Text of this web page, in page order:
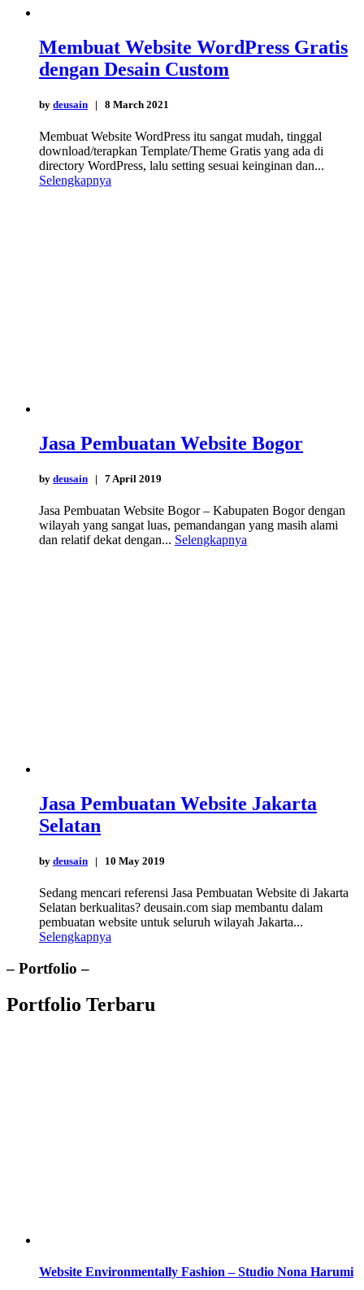
Membuat Website WordPress Gratis
dengan Desain Custom
by deusain | 8 March 2021
Membuat Website WordPress itu sangat mudah, tinggal
download/terapkan Template/Theme Gratis yang ada di
directory WordPress, lalu setting sesuai keinginan dan...
Selengkapnya
Jasa Pembuatan Website Bogor
by deusain | 7 April 2019
Jasa Pembuatan Website Bogor – Kabupaten Bogor dengan
wilayah yang sangat luas, pemandangan yang masih alami
dan relatif dekat dengan... Selengkapnya
Jasa Pembuatan Website Jakarta
Selatan
by deusain | 10 May 2019
Sedang mencari referensi Jasa Pembuatan Website di Jakarta
Selatan berkualitas? deusain.com siap membantu dalam
pembuatan website untuk seluruh wilayah Jakarta...
Selengkapnya
– Portfolio –
Portfolio Terbaru
Website Environmentally Fashion – Studio Nona Harumi